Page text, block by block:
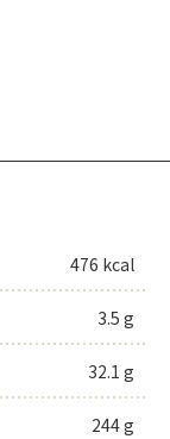
476 kcal
3.5 g
32.1 g
244 g